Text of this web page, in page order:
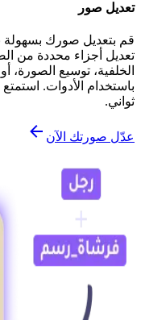
تعديل صور
قم بتعديل صورك بسهولة
تعديل أجزاء محددة من
الخلفية، توسيع
باستخدام الأدوات. استمتع
ثواني.
عدّل صورتك الآن